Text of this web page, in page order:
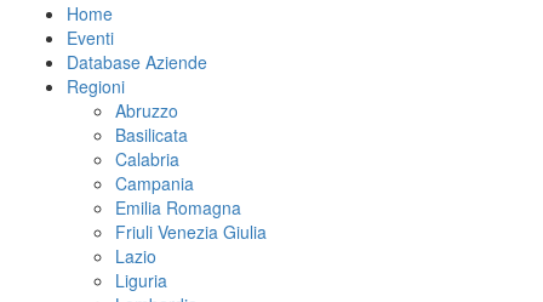
Home
Eventi
Database Aziende
Regioni
Abruzzo
Basilicata
Calabria
Campania
Emilia Romagna
Friuli Venezia Giulia
Lazio
Liguria